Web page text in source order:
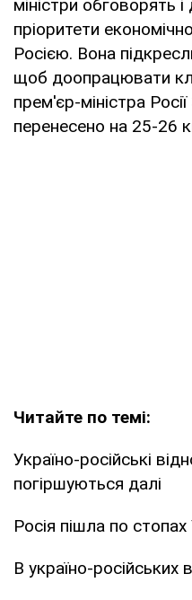
міністри обговорять
пріоритети
Росією. Вона
щоб доопрацювати
прем'єр-міністра
перенесено на 25-26
Читайте по темі:
Україно-російські
погіршуються далі
Росія пішла по стопах
В україно-російських